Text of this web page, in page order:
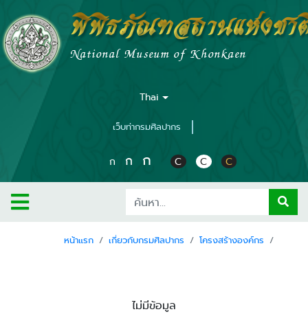
พิพิธภัณฑสถานแห่งช
National Museum of Khonkaen
Thai
เว็บท่ากรมศิลปากร
ก ก ก C C C
หน้าแรก เกี่ยวกับกรมศิลปากร โครงสร้างองค์กร
ไม่มีข้อมูล